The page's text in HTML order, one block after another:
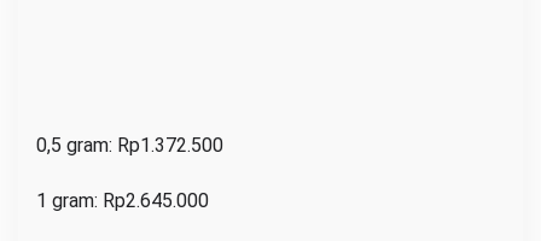
0,5 gram: Rp1.372.500
1 gram: Rp2.645.000